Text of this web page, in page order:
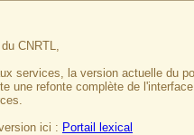
CNRTL,
services, la version actuelle du
une refonte complète de
ici : Portail lexical